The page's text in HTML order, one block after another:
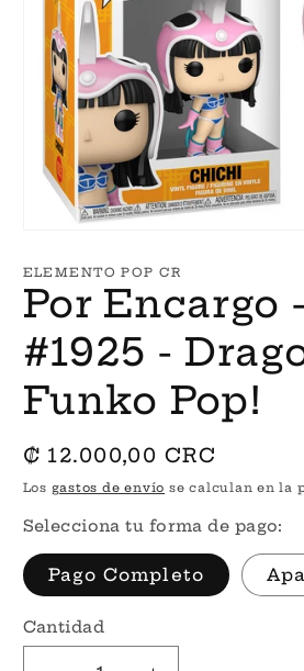
multimedia
1
en
una
ventana
modal
ELEMENTO POP CR
Por Encargo
#1925 -
Funko Pop!
Precio
habitual
₡ 12.000,00 CRC
Los gastos de envío se calculan en la
Selecciona tu forma de pago:
Pago Completo
Cantidad